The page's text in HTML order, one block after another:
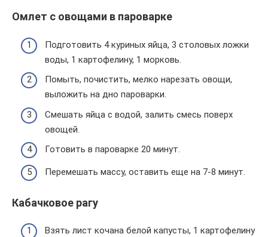
Омлет с овощами в пароварке
Подготовить 4 куриных яйца, 3 столовых ложки
воды, 1 картофелину, 1 морковь.
Помыть, почистить, мелко нарезать овощи,
выложить на дно пароварки.
Смешать яйца с водой, залить смесь поверх
овощей.
Готовить в пароварке 20 минут.
Перемешать массу, оставить еще на 7-8 минут.
Кабачковое рагу
Взять лист кочана белой капусты, 1 картофелину